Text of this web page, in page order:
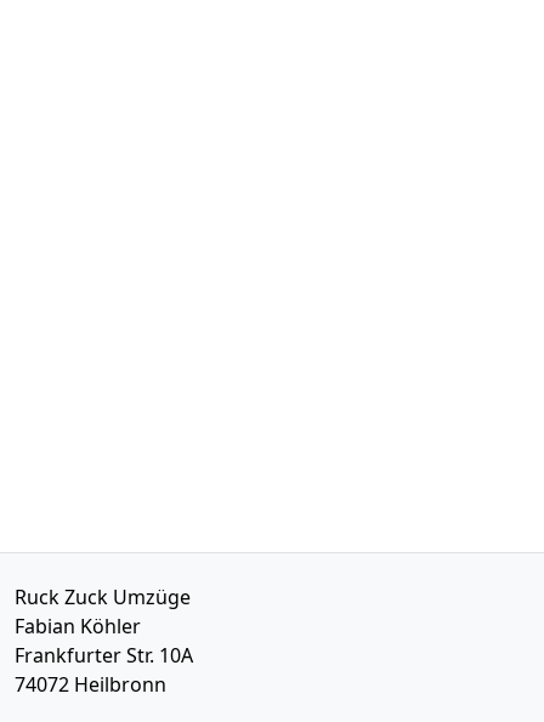
Ruck Zuck Umzüge
Fabian Köhler
Frankfurter Str. 10A
74072 Heilbronn